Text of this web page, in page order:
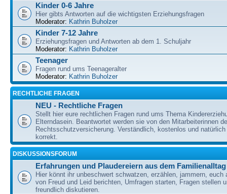
Kinder 0-6 Jahre
Hier gibts Antworten auf die wichtigsten Erziehungsfragen
Moderator: Kathrin Buholzer
Kinder 7-12 Jahre
Erziehungsfragen und Antworten ab dem 1. Schuljahr
Moderator: Kathrin Buholzer
Teenager
Fragen rund ums Teenageralter
Moderator: Kathrin Buholzer
RECHTLICHE FRAGEN
NEU - Rechtliche Fragen
Stellt hier eure rechtlichen Fragen rund ums Thema
Elterndasein. Beantwortet werden sie von den Mitarbeiterinnen
Rechtsschutzversicherung. Verständlich, kostenlos und
korrekt.
DISKUSSIONSFORUM
Erfahrungen und Plaudereiern aus dem Familienalltag
Hier könnt ihr unbeschwert schwatzen, erzählen, jammern, euch
von Freud und Leid berichten, Umfragen starten, Fragen stellen
freundlich diskutieren.